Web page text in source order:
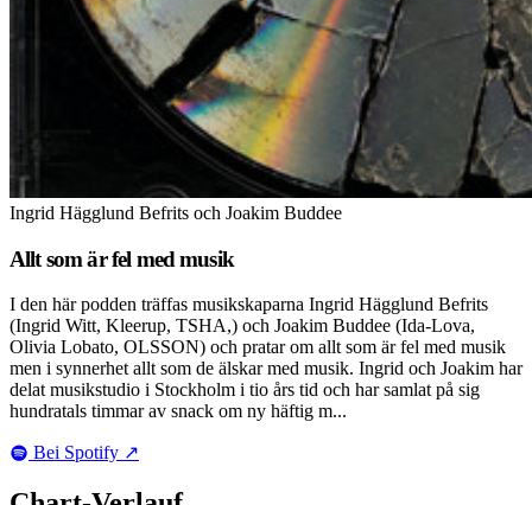
Ingrid Hägglund Befrits och Joakim Buddee
Allt som är fel med musik
I den här podden träffas musikskaparna Ingrid Hägglund Befrits
(Ingrid Witt, Kleerup, TSHA,) och Joakim Buddee (Ida-Lova,
Olivia Lobato, OLSSON) och pratar om allt som är fel med musik
men i synnerhet allt som de älskar med musik. Ingrid och Joakim har
delat musikstudio i Stockholm i tio års tid och har samlat på sig
hundratals timmar av snack om ny häftig m...
Bei Spotify ↗